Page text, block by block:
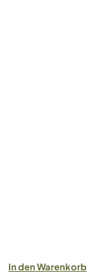
In den Warenkorb